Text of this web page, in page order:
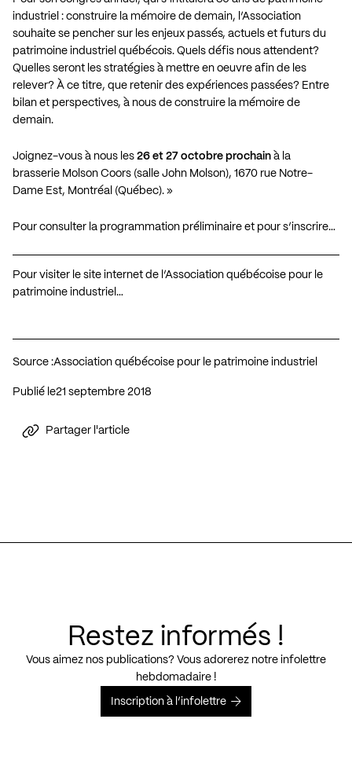
industriel : construire la mémoire de demain, l’Association
souhaite se pencher sur les enjeux passés, actuels et futurs du
patrimoine industriel québécois. Quels défis nous attendent?
Quelles seront les stratégies à mettre en oeuvre afin de les
relever? À ce titre, que retenir des expériences passées? Entre
bilan et perspectives, à nous de construire la mémoire de
demain.
Joignez-vous à nous les 26 et 27 octobre prochain à la
brasserie Molson Coors (salle John Molson), 1670 rue Notre-
Dame Est, Montréal (Québec). »
Pour consulter la programmation préliminaire et pour s’inscrire…
Pour visiter le site internet de l’Association québécoise pour le
patrimoine industriel…
Source :Association québécoise pour le patrimoine industriel
Publié le 21 septembre 2018
Partager l'article
Restez informés !
Vous aimez nos publications? Vous adorerez notre infolettre
hebdomadaire !
Inscription à l’infolettre